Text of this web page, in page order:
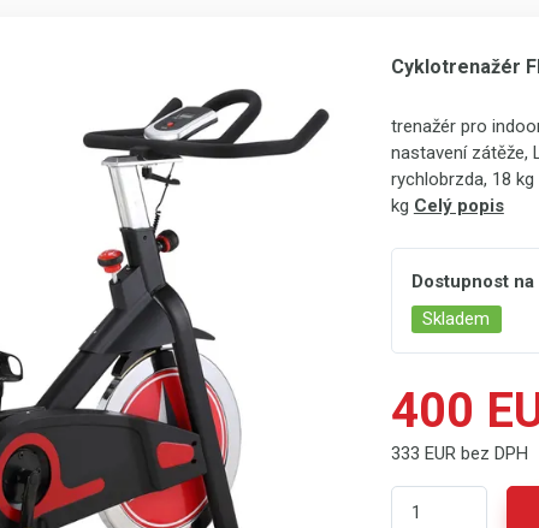
Cyklotrenažér
trenažér pro
nastavení zátěže,
rychlobrzda, 18
kg Celý popis
Dostupnost
Skladem
400
333 EUR bez DPH